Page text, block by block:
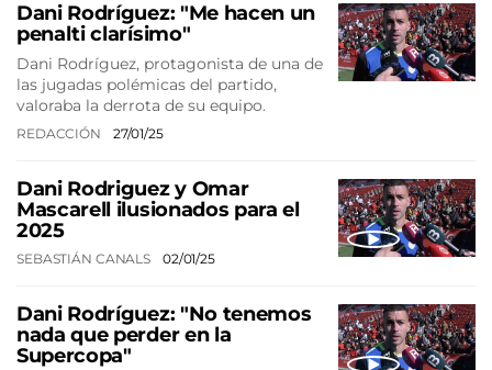
Dani Rodríguez: "Me hacen un
penalti clarísimo"
Dani Rodríguez, protagonista de una de
las jugadas polémicas del partido,
valoraba la derrota de su equipo.
REDACCIÓN 27/01/25
Dani Rodriguez y Omar
Mascarell ilusionados para el
2025
SEBASTIÁN CANALS 02/01/25
Dani Rodríguez: "No tenemos
nada que perder en la
Supercopa"